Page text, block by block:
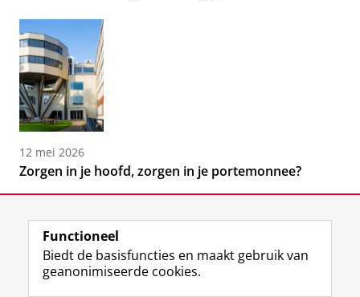
12 mei 2026
Zorgen in je hoofd, zorgen in je portemonnee?
Functioneel
Biedt de basisfuncties en maakt gebruik van
geanonimiseerde cookies.